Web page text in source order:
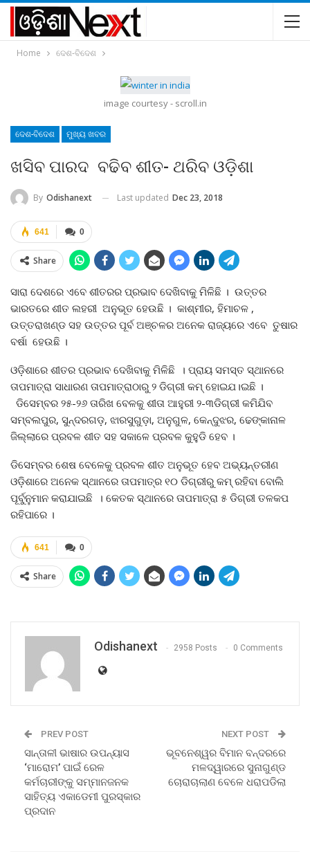
Home ଦେଶ-ବିଦେଶ
image courtesy - scroll.in
ଦେଶ-ବିଦେଶ ମୁଖ୍ୟ ଖବର
ଖସିବ ପାରଦ ବଢିବ ଶୀତ- ଥରିବ ଓଡ଼ିଶା
By Odishanext Last updated Dec 23, 2018
0
641
Share
ସାରା ଦେଶରେ ଏବେ ଶୀତରର ପ୍ରଭାବ ଦେଖିବାକୁ ମିଳିଛି । ଉତ୍ତର
ଭାରତରେ ଶୀତ ଲହରୀ ଅନୁଭୂତ ହେଉଛି । କାଶ୍ମୀର, ହିମାଚଳ ,
ଉତ୍ତରାଖଣ୍ଡ ସହ ଉତ୍ତର ପୂର୍ବ ଅଞ୍ଚଳର ଅନେକ ରାଜ୍ୟରେ ଏବେ ତୁଷାର
ବର୍ଷା ହେଉଛି ।
ଓଡ଼ିଶାରେ ଶୀତର ପ୍ରଭାବ ଦେଖିବାକୁ ମିଳିଛି । ପ୍ରାୟ ସମସ୍ତ ସ୍ଥାନରେ
ତାପମାତ୍ରା ସାଧାରଣ ତାପମାତ୍ରାଠାରୁ ୨ ଡିଗ୍ରୀ କମ୍‌ ହୋଇଯ।ଇଛି ।
ଡିସେମ୍ବର ୨୫-୨୬ ତାରିଖ ବେଳକୁ ଶୀତା ଆହୁରୀ ୨-୩ଡିଗ୍ରୀ କମିଯିବ
ସମ୍ବଲପୁର, ସୁନ୍ଦରଗଡ଼, ଝାରସୁଗୁଡ଼ା, ଅନୁଗୁଳ, କେନ୍ଦୁଝର, ଢେଙ୍କାନାଳ
ଜିଲ୍ଲାରେ ପ୍ରବଳ ଶୀତ ସହ ସକାଳେ ପ୍ରବଳ କୁହୁଡି ହେବ ।
ଡିସେମ୍ବର ଶେଷ ବେଳେକୁ ପ୍ରବଳ ଶୀତ ଅନୁଭୂତ ହେବ ଅଭ୍ୟନ୍ତରୀଣ
ଓଡ଼ିଶାରେ ଅନେକ ସ୍ଥାନରେ ତାପମାତ୍ର ୧୦ ଡିଗ୍ରୀରୁ କମ୍‌ ରହିବା ବୋଲି
ପୂର୍ବୁନୁମାନ କରାଯାଇଛି । କେତକ ସ୍ଥାନରେ ତାପମାତ୍ରା ୫ ଡିଗ୍ରୀ ତଳକପ
ରହିପାରେ ।
0
641
Share
Odishanext 2958 Posts 0 Comments
PREV POST
ସାନ୍ତାଳୀ ଭାଷାର ଉପନ୍ୟାସ
‘ମାରୋମ’ ପାଇଁ ରେଳ
କର୍ମଚାରୀଙ୍କୁ ସମ୍ମାନଜନକ
ସାହିତ୍ୟ ଏକାଡେମୀ ପୁରସ୍କାର
ପ୍ରଦାନ
NEXT POST
ଭୂବନେଶ୍ୱର ବିମାନ ବନ୍ଦରରେ
ମଳଦ୍ୱାରରେ ସୁନାଗୁଣ୍ଡ
ଚୋରାଚାଲାଣ ବେଳେ ଧରାପଡିଲା